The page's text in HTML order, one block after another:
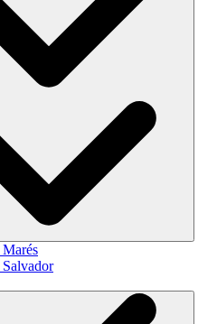
Marés
Salvador